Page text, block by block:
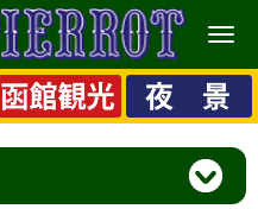
メ
ニ
ュ
ー